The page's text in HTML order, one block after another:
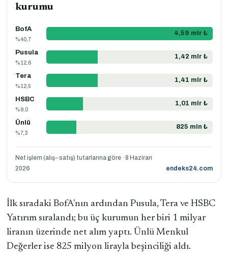
kurumu
BofA
%40,7
4,59 mlr ₺
Pusula
%12,6
1,42 mlr ₺
Tera
%12,5
1,41 mlr ₺
HSBC
%9,0
1,01 mlr ₺
Ünlü
%7,3
825 mln ₺
Net işlem (alış−satış) tutarlarına göre · 8 Haziran
2026
endeks24.com
İlk sıradaki BofA'nın ardından Pusula, Tera ve HSBC
Yatırım sıralandı; bu üç kurumun her biri 1 milyar
liranın üzerinde net alım yaptı. Ünlü Menkul
Değerler ise 825 milyon lirayla beşinciliği aldı.